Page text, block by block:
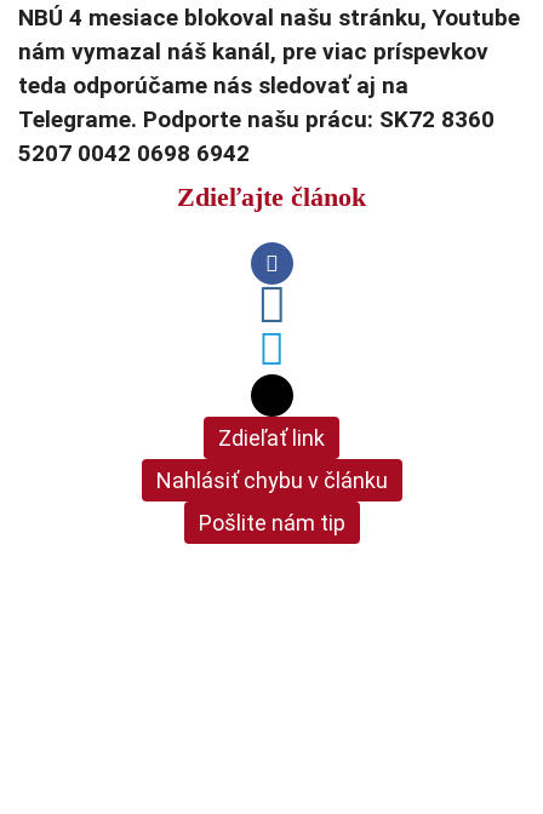
NBÚ 4 mesiace blokoval našu stránku, Youtube
nám vymazal náš kanál, pre viac príspevkov
teda odporúčame nás sledovať aj na
Telegrame. Podporte našu prácu: SK72 8360
5207 0042 0698 6942
Zdieľajte článok
Zdieľať link
Nahlásiť chybu v článku
Pošlite nám tip